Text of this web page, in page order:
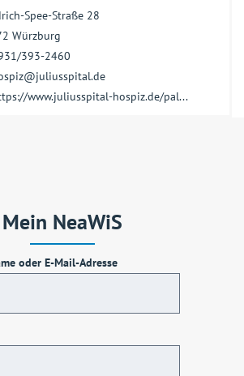
Spee-Straße 28
Würzburg
393-2460
www.juliusspital-hospiz.de/pal...
Mein NeaWiS
oder E-Mail-Adresse